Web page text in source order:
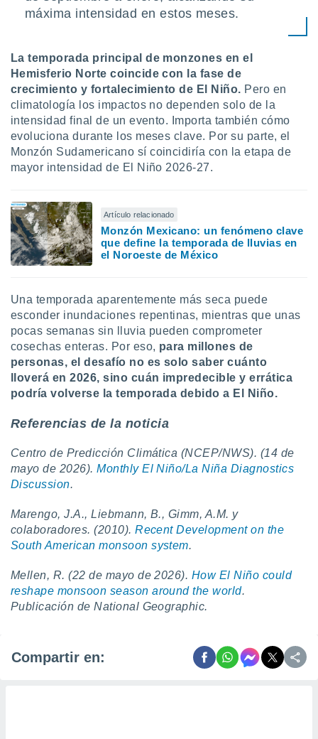
máxima intensidad en estos meses.
La temporada principal de monzones en el
Hemisferio Norte coincide con la fase de
crecimiento y fortalecimiento de El Niño. Pero en
climatología los impactos no dependen solo de la
intensidad final de un evento. Importa también cómo
evoluciona durante los meses clave. Por su parte, el
Monzón Sudamericano sí coincidiría con la etapa de
mayor intensidad de El Niño 2026-27.
Artículo relacionado
Monzón Mexicano: un fenómeno clave
que define la temporada de lluvias en
el Noroeste de México
Una temporada aparentemente más seca puede
esconder inundaciones repentinas, mientras que unas
pocas semanas sin lluvia pueden comprometer
cosechas enteras. Por eso, para millones de
personas, el desafío no es solo saber cuánto
lloverá en 2026, sino cuán impredecible y errática
podría volverse la temporada debido a El Niño.
Referencias de la noticia
Centro de Predicción Climática (NCEP/NWS). (14 de
mayo de 2026).Monthly El Niño/La Niña Diagnostics
Discussion.
Marengo, J.A., Liebmann, B., Gimm, A.M. y
colaboradores. (2010).Recent Development on the
South American monsoon system.
Mellen, R. (22 de mayo de 2026). How El Niño could
reshape monsoon season around the world.
Publicación de National Geographic.
Compartir en: